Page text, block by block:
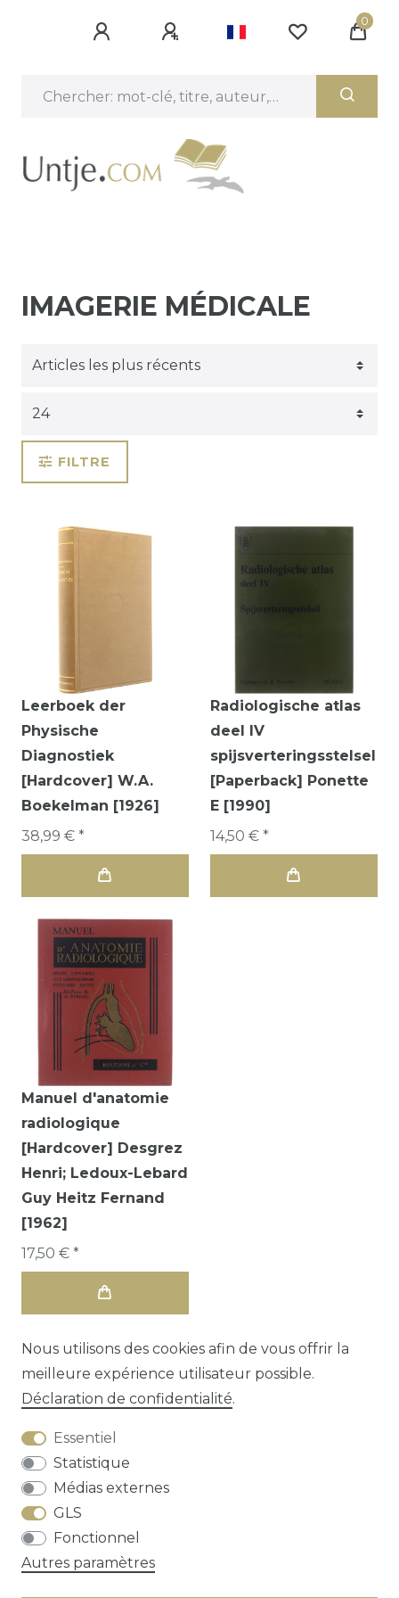
0
IMAGERIE MÉDICALE
FILTRE
Leerboek der
Physische
Diagnostiek
[Hardcover] W.A.
Boekelman [1926]
38,99 € *
Radiologische atlas
deel IV
spijsverteringsstelsel
[Paperback] Ponette
E [1990]
14,50 € *
Manuel d'anatomie
radiologique
[Hardcover] Desgrez
Henri; Ledoux-Lebard
Guy Heitz Fernand
[1962]
17,50 € *
Droit de rétractation
confidentialité
Nous utilisons des cookies afin de vous offrir la
meilleure expérience utilisateur possible.
Déclaration de confidentialité.
Essentiel
Statistique
Médias externes
GLS
Fonctionnel
Autres paramètres